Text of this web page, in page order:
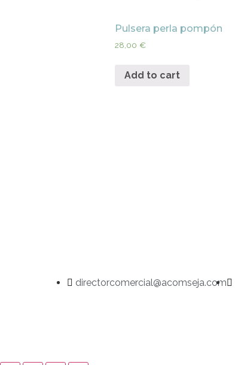
Pulsera perla pompón
28,00 €
Add to cart
directorcomercial@acomseja.com